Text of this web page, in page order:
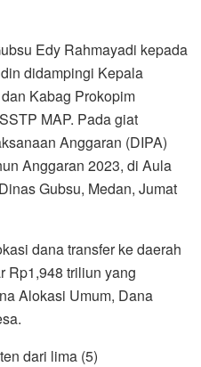
Edy Rahmayadi kepada
didampingi Kepala
Kabag Prokopim
MAP. Pada giat
Anggaran (DIPA)
Anggaran 2023, di Aula
Gubsu, Medan, Jumat
dana transfer ke daerah
Rp1,948 triliun yang
Alokasi Umum, Dana
dari lima (5)